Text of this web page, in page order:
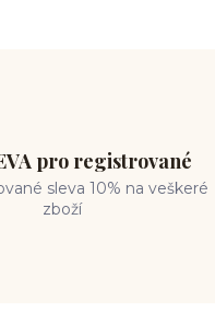
pro registrované
sleva 10% na veškeré
zboží